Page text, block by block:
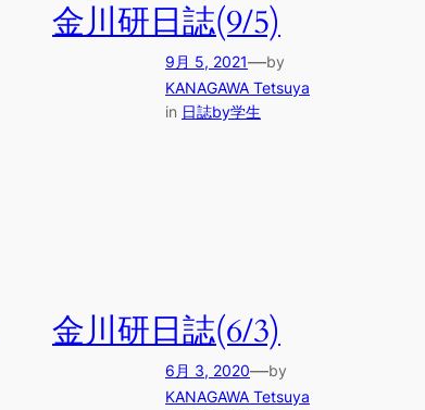
金川研日誌(9/5)
9月 5, 2021—by
KANAGAWA Tetsuya
in 日誌by学生
金川研日誌(6/3)
6月 3, 2020—by
KANAGAWA Tetsuya